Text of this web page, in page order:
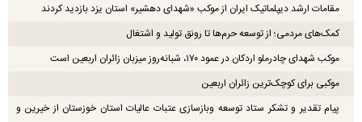
مقامات ارشد دیپلماتیک ایران از موکب «شهدای دهشیر» استان یزد بازدید کردند
کمک‌های مردمی؛ از توسعه حرم‌ها تا رونق تولید و اشتغال
موکب شهدای چادرملو اردکان در عمود ۱۷۰، شبانه‌روز میزبان زائران اربعین است
موکبی برای کوچک‌ترین زائران اربعین
پیام تقدیر و تشکر ستاد توسعه وبازسازی عتبات عالیات استان خوزستان از خیرین و